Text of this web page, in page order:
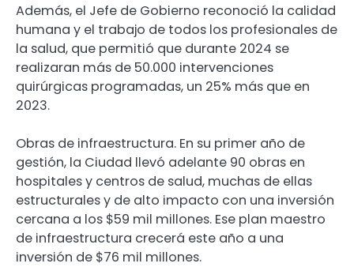
Además, el Jefe de Gobierno reconoció la calidad
humana y el trabajo de todos los profesionales de
la salud, que permitió que durante 2024 se
realizaran más de 50.000 intervenciones
quirúrgicas programadas, un 25% más que en
2023.
Obras de infraestructura. En su primer año de
gestión, la Ciudad llevó adelante 90 obras en
hospitales y centros de salud, muchas de ellas
estructurales y de alto impacto con una inversión
cercana a los $59 mil millones. Ese plan maestro
de infraestructura crecerá este año a una
inversión de $76 mil millones.